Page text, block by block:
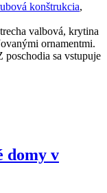
konštrukcia,
valbová, krytina
ornamentmi.
poschodia sa vstupuje
domy v